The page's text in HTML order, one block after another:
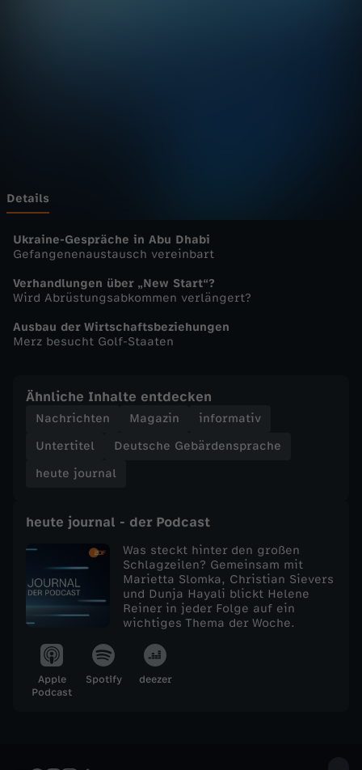
-
h
e
u
e
j
o
u
n
l
Details
Ukraine-Gespräche in Abu Dhabi
Gefangenenaustausch vereinbart
Verhandlungen über „New Start“?
Wird Abrüstungsabkommen verlängert?
Ausbau der Wirtschaftsbeziehungen
Merz besucht Golf-Staaten
Ähnliche Inhalte entdecken
Nachrichten Magazin
informativ
Untertitel
Deutsche Gebärdensprache
heute journal
heute journal - der Podcast
Was steckt hinter den großen
Schlagzeilen? Gemeinsam mit
Marietta Slomka, Christian Sievers
und Dunja Hayali blickt Helene
Reiner in jeder Folge auf ein
wichtiges Thema der Woche.
Apple
Podcast
Spotify deezer